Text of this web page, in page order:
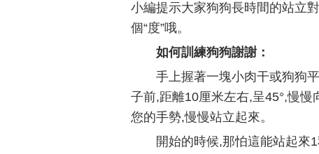
小編提示大家狗狗長時間的站立
個“度”哦。
如何訓練狗狗謝謝：
手上握著一塊小肉干或狗狗
子前,距離10厘米左右,呈45°,慢
您的手勢,慢慢站立起來。
開始的時候,那怕這能站起來